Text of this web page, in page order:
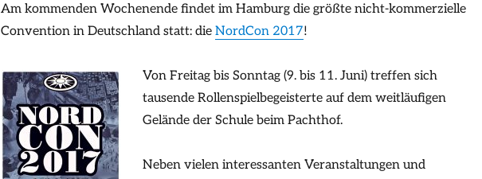
Am kommenden Wochenende findet im Hamburg die größte nicht-kommerzielle
Convention in Deutschland statt: die NordCon 2017!
Von Freitag bis Sonntag (9. bis 11. Juni) treffen sich
tausende Rollenspielbegeisterte auf dem weitläufigen
Gelände der Schule beim Pachthof.
Neben vielen interessanten Veranstaltungen und